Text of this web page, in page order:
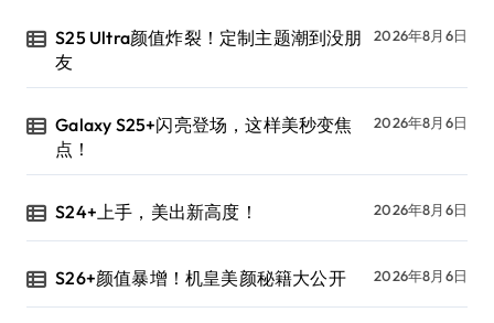
S25 Ultra颜值炸裂！定制主题潮到没朋
友
2026年8月6日
Galaxy S25+闪亮登场，这样美秒变焦
点！
2026年8月6日
S24+上手，美出新高度！ 2026年8月6日
S26+颜值暴增！机皇美颜秘籍大公开 2026年8月6日